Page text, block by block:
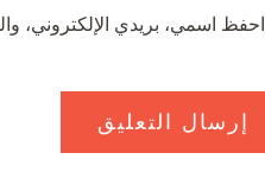
احفظ اسمي، بريدي الإلكتروني،